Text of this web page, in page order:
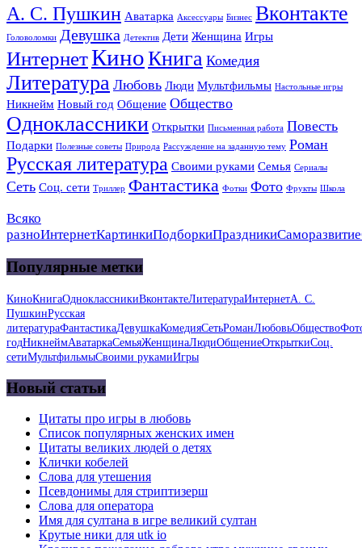
А. С. Пушкин Аватарка Аксессуары Бизнес Вконтакте
Головоломки Девушка Детектив Дети Женщина Игры
ИнтернетКиноКнига Комедия
Литература Любовь Люди Мультфильмы Настольные игры
Никнейм Новый год Общение Общество
Одноклассники Открытки Письменная работа Повесть
Подарки Полезные советы Природа Рассуждение на заданную тему Роман
Русская литература Своими руками Семья Сериалы
Сеть Соц. сети Триллер Фантастика Фотки Фото Фрукты Школа
Всяко
разноИнтернетКартинкиПодборкиПраздникиСаморазвитие
Популярные метки
КиноКнигаОдноклассникиВконтактеЛитератураИнтернетА. С.
ПушкинРусская
литератураФантастикаДевушкаКомедияСетьРоманЛюбовьОбщество
годНикнеймАватаркаСемьяЖенщинаЛюдиОбщениеОткрыткиСоц.
сетиМультфильмыСвоими рукамиИгры
Новый статьи
Цитаты про игры в любовь
Список популярных женских имен
Цитаты великих людей о детях
Клички кобелей
Слова для утешения
Псевдонимы для стриптизерш
Слова для оператора
Имя для султана в игре великий султан
Крутые ники для utk io